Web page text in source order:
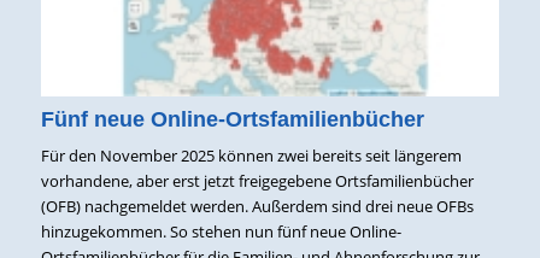
Fünf neue Online-Ortsfamilienbücher
Für den November 2025 können zwei bereits seit längerem
vorhandene, aber erst jetzt freigegebene Ortsfamilienbücher
(OFB) nachgemeldet werden. Außerdem sind drei neue OFBs
hinzugekommen. So stehen nun fünf neue Online-